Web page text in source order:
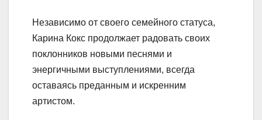
Независимо от своего семейного статуса,
Карина Кокс продолжает радовать своих
поклонников новыми песнями и
энергичными выступлениями, всегда
оставаясь преданным и искренним
артистом.